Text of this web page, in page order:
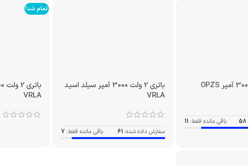
58 باقی مانده فقط: 11
باتری 2 ولت 3000 آمپر سیلد اسید
VRLA
سفارش داده شده: 61 باقی مانده فقط: 7
تمام شد!
VRLA